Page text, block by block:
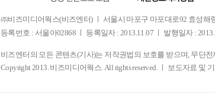
㈜비즈미디어웍스(비즈엔터) ㅣ 서울시 마포구 마포대로92 효성해
등록번호 : 서울아02868 ㅣ 등록일자 : 2013.11.07 ㅣ 발행일자 :
비즈엔터의 모든 콘텐츠(기사)는 저작권법의 보호를 받으며, 무단
Copyright 2013. 비즈미디어웍스. All rights reserved. ㅣ 보도자료 및